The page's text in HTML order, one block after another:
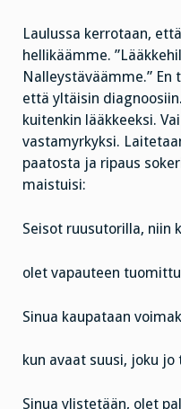
Laulussa kerrotaan,
hellikäämme.
Nalleystäväämme.”
että yltäisin
kuitenkin lääkkeeksi.
vastamyrkyksi.
paatosta ja ripaus
maistuisi:
Seisot ruusutorilla, niin
olet vapauteen
Sinua kaupataan
kun avaat suusi, joku
Sinua ylistetään, olet